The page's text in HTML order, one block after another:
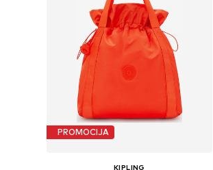
PROMOCIJA
KIPLING